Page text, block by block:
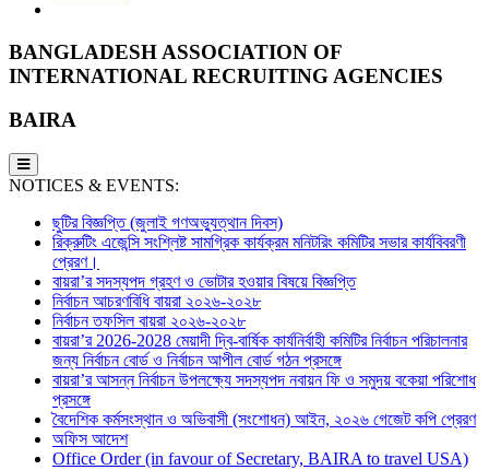
BANGLADESH ASSOCIATION OF
INTERNATIONAL RECRUITING AGENCIES
BAIRA
NOTICES & EVENTS:
ছুটির বিজ্ঞপ্তি (জুলাই গণঅভ্যুত্থান দিবস)
রিক্রুটিং এজেন্সি সংশ্লিষ্ট সামগ্রিক কার্যক্রম মনিটরিং কমিটির সভার কার্যবিবরণী
প্রেরণ।
বায়রা’র সদস্যপদ গ্রহণ ও ভোটার হওয়ার বিষয়ে বিজ্ঞপ্তি
নির্বাচন আচরণবিধি বায়রা ২০২৬-২০২৮
নির্বাচন তফসিল বায়রা ২০২৬-২০২৮
বায়রা’র 2026-2028 মেয়াদী দ্বি-বার্ষিক কার্যনির্বাহী কমিটির নির্বাচন পরিচালনার
জন্য নির্বাচন বোর্ড ও নির্বাচন আপীল বোর্ড গঠন প্রসঙ্গে
বায়রা’র আসন্ন নির্বাচন উপলক্ষ্যে সদস্যপদ নবায়ন ফি ও সমুদয় বকেয়া পরিশোধ
প্রসঙ্গে
বৈদেশিক কর্মসংস্থান ও অভিবাসী (সংশোধন) আইন, ২০২৬ গেজেট কপি প্রেরণ
অফিস আদেশ
Office Order (in favour of Secretary, BAIRA to travel USA)